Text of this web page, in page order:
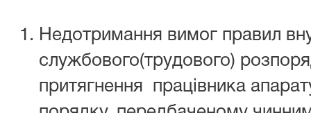
Недотримання вимог правил
службового(трудового)
притягнення працівника